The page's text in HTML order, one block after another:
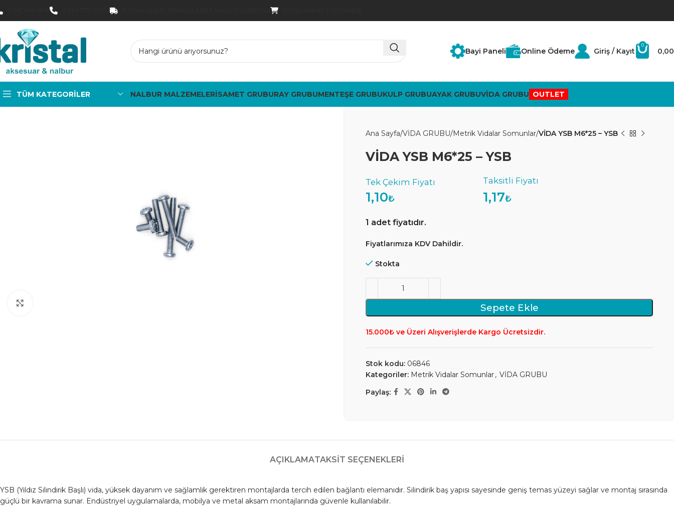
Bayi Paneli Online Ödeme Giriş / Kayıt
0
0,00
TÜM KATEGORILER NALBUR MALZEMELERİSAMET GRUBURAY GRUBUMENTEŞE GRUBUKULP GRUBUAYAK GRUBUVİDA GRUBU OUTLET
Ana Sayfa VİDA GRUBU Metrik Vidalar Somunlar VİDA YSB M6*25 – YSB
VİDA YSB M6*25 – YSB
1,10₺ 1,17₺
1 adet fiyatıdır.
Fiyatlarımıza KDV Dahildir.
Stokta
Sepete Ekle
15.000₺ ve Üzeri Alışverişlerde Kargo Ücretsizdir.
Stok kodu: 06846
Kategoriler: Metrik Vidalar Somunlar, VİDA GRUBU
Paylaş:
AÇIKLAMATAKSIT SEÇENEKLERI
YSB (Yıldız Silindirik Başlı) vida, yüksek dayanım ve sağlamlık gerektiren montajlarda tercih edilen bağlantı elemanıdır. Silindirik baş yapısı sayesinde geniş temas yüzeyi sağlar ve montaj sırasında
güçlü bir kavrama sunar. Endüstriyel uygulamalarda, mobilya ve metal aksam montajlarında güvenle kullanılabilir.